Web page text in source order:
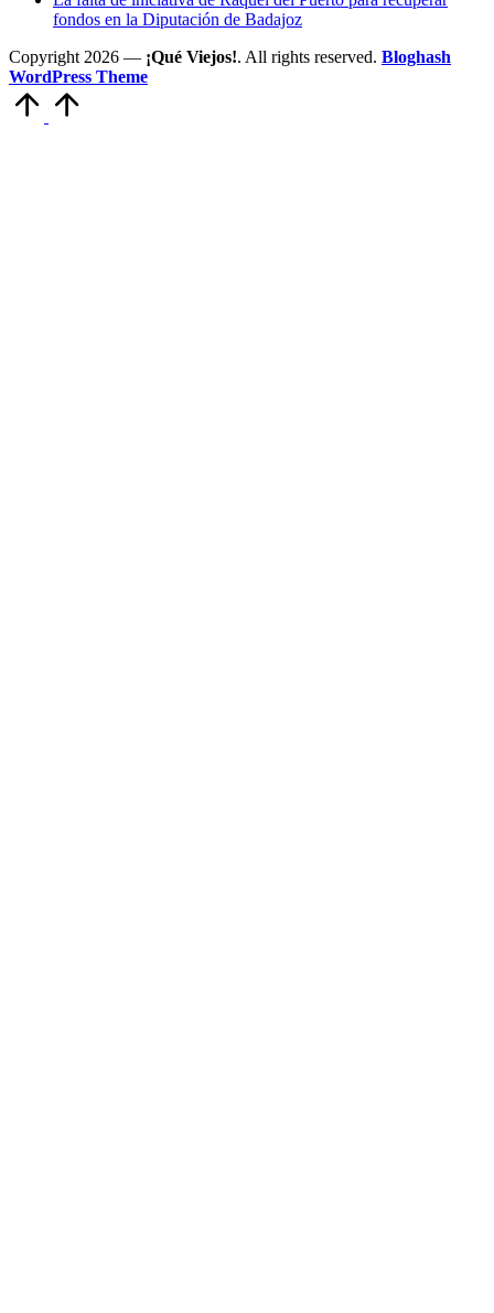
fondos en la Diputación de Badajoz
Copyright 2026 — ¡Qué Viejos!. All rights reserved. Bloghash
WordPress Theme